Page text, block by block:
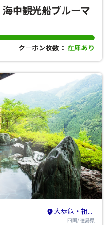
海中観光船ブルーマ
クーポン枚数： 在庫あり
大歩危・祖谷・剣山・吉野川
四国/ 徳島県